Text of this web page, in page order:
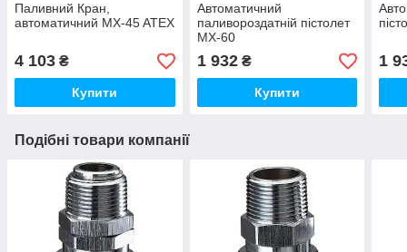
Паливний Кран,
автоматичний MX-45 ATEX
4 103 ₴
Купити
Автоматичний
паливороздатній пістолет
MX-60
1 932₴
Купити
1
Подібні товари компанії